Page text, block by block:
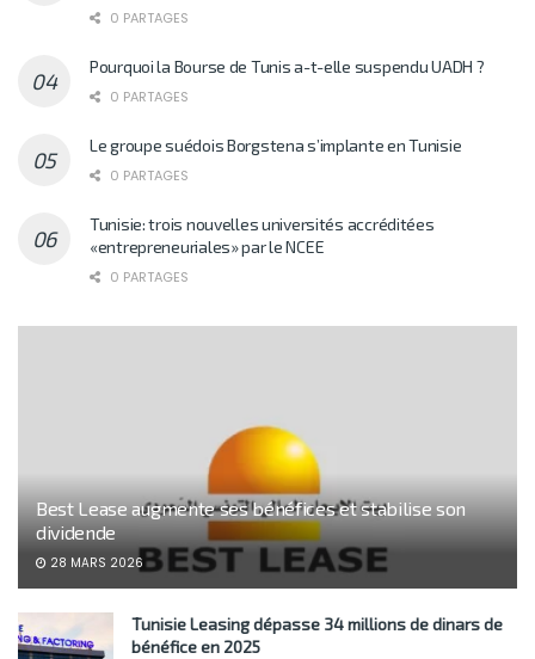
0 PARTAGES
Pourquoi la Bourse de Tunis a-t-elle suspendu UADH ?
0 PARTAGES
Le groupe suédois Borgstena s’implante en Tunisie
0 PARTAGES
Tunisie: trois nouvelles universités accréditées
«entrepreneuriales» par le NCEE
0 PARTAGES
Best Lease augmente ses bénéfices et stabilise son
dividende
28 MARS 2026
Tunisie Leasing dépasse 34 millions de dinars de
bénéfice en 2025